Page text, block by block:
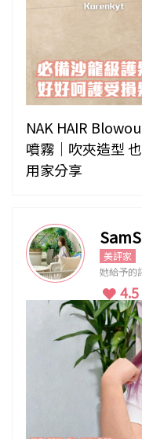
NAK HAIR
噴霧｜吹夾造型
用家分享
美評家
她給予的
4.5